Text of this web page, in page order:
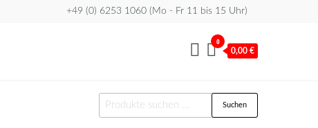
+49 (0) 6253 1060 (Mo - Fr 11 bis 15 Uhr)
0
0,00 €
Suchen
nach:
Suchen